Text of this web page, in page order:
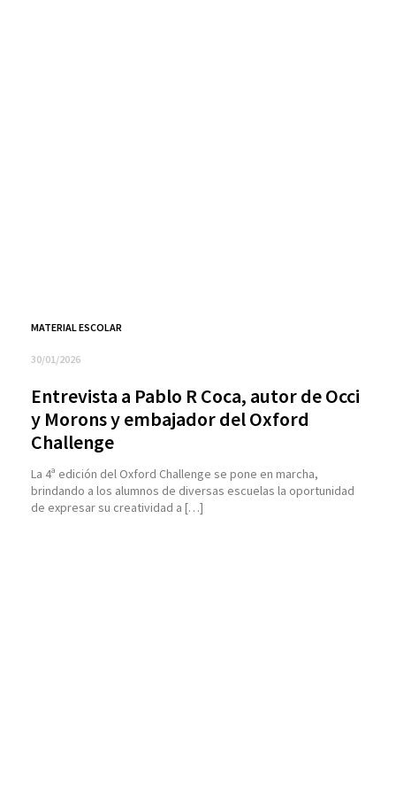
MATERIAL ESCOLAR
30/01/2026
Entrevista a Pablo R Coca, autor de Occi
y Morons y embajador del Oxford
Challenge
La 4ª edición del Oxford Challenge se pone en marcha,
brindando a los alumnos de diversas escuelas la oportunidad
de expresar su creatividad a […]